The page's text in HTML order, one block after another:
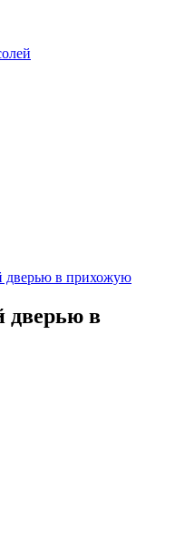
дверью в прихожую
дверью в